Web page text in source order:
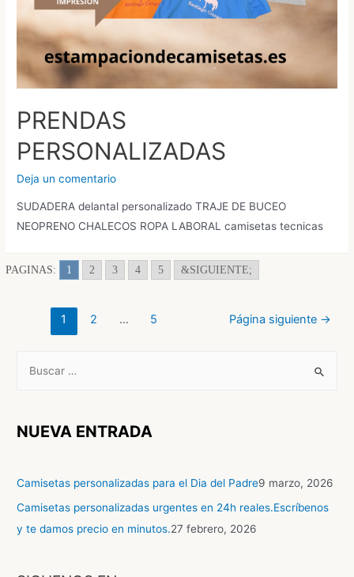
PRENDAS
PERSONALIZADAS
Deja un comentario
SUDADERA delantal personalizado TRAJE DE BUCEO
NEOPRENO CHALECOS ROPA LABORAL camisetas tecnicas
PAGINAS: 1 2 3 4 5 &SIGUIENTE;
Paginación1 2 … 5 Página siguiente →
c
p
o
r
NUEVA ENTRADA
Camisetas personalizadas para el Dia del Padre9 marzo, 2026
Camisetas personalizadas urgentes en 24h reales.Escríbenos
y te damos precio en minutos.27 febrero, 2026